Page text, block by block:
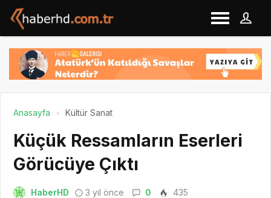
Anasayfa Kültür Sanat
Küçük Ressamların Eserleri
Görücüye Çıktı
HaberHD 3 yıl önce 0
435